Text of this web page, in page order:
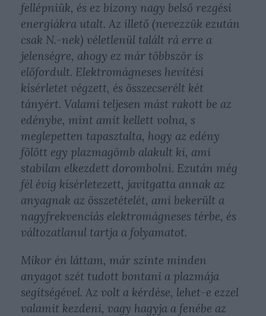
fellépniük, és ez bizony nagy belső rezgési
energiákra utalt. Az illető (nevezzük ezután
csak N.-nek) véletlenül talált rá erre a
jelenségre, ahogy ez már többször is
előfordult. Elektromágneses hevítési
kísérletet végzett, és összecserélt két
tányért. Valami teljesen mást rakott be az
edénybe, mint amit kellett volna, s
meglepetten tapasztalta, hogy az edény
fölött egy plazmagömb alakult ki, ami
stabilan elkezdett dorombolni. Ezután még
fél évig kísérletezett, javítgatta annak az
anyagnak az összetételét, ami bekerült a
nagyfrekvenciás elektromágneses térbe, és
változatlanul tartja a folyamatot.
Mikor én láttam, már szinte minden
anyagot szét tudott bontani a plazmája
segítségével. Az volt a kérdése, lehet-e ezzel
valamit kezdeni, vagy hagyja a fenébe az